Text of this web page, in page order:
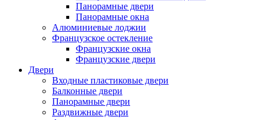
Панорамные двери
Панорамные окна
Алюминиевые лоджии
Французское остекление
Французские окна
Французские двери
Двери
Входные пластиковые двери
Балконные двери
Панорамные двери
Раздвижные двери